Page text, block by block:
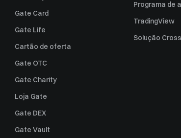
Gate Card
Gate Life
Cartão de oferta
Gate OTC
Gate Charity
Loja Gate
Gate DEX
Gate Vault
Programa de
TradingView
Solução